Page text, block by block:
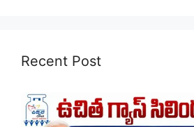
Recent Post